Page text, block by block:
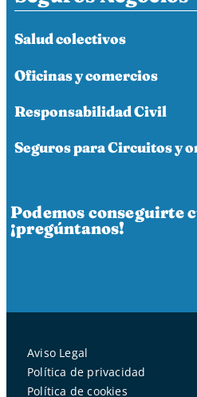
Salud colectivos
Oficinas y comercios
Responsabilidad Civil
Seguros para Circuitos y
Podemos conseguirte
¡pregúntanos!
Aviso Legal
Política de privacidad
Política de cookies